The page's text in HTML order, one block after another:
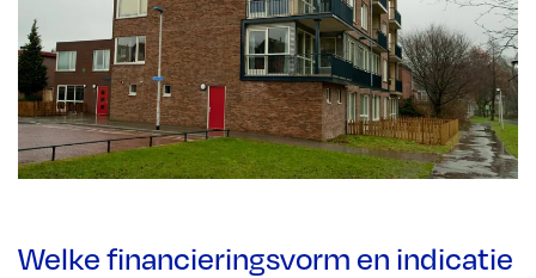
Welke financieringsvorm en indicatie